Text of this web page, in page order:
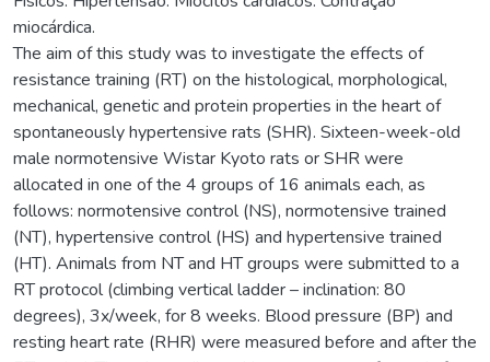
miocárdica.
The aim of this study was to investigate the effects of
resistance training (RT) on the histological, morphological,
mechanical, genetic and protein properties in the heart of
spontaneously hypertensive rats (SHR). Sixteen-week-old
male normotensive Wistar Kyoto rats or SHR were
allocated in one of the 4 groups of 16 animals each, as
follows: normotensive control (NS), normotensive trained
(NT), hypertensive control (HS) and hypertensive trained
(HT). Animals from NT and HT groups were submitted to a
RT protocol (climbing vertical ladder – inclination: 80
degrees), 3x/week, for 8 weeks. Blood pressure (BP) and
resting heart rate (RHR) were measured before and after the